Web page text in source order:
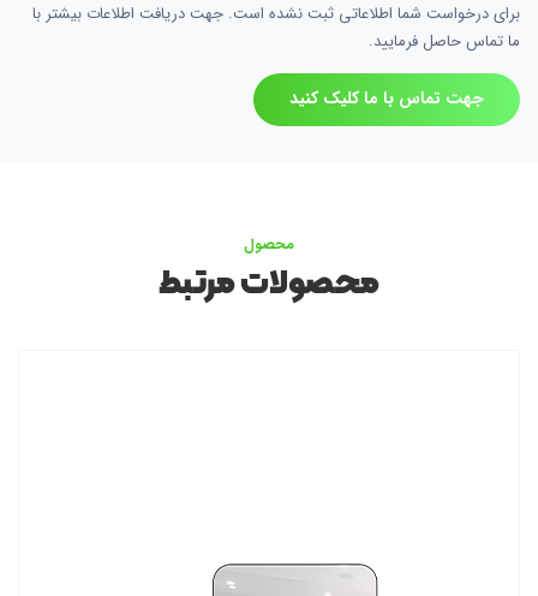
برای درخواست شما اطلاعاتی ثبت نشده است. جهت دریافت اطلاعات بیشتر با
ما تماس حاصل فرمایید.
جهت تماس با ما کلیک کنید
محصول
محصولات مرتبط